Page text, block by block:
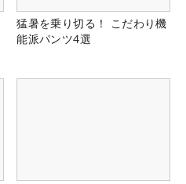
猛暑を乗り切る！ こだわり機
能派パンツ4選